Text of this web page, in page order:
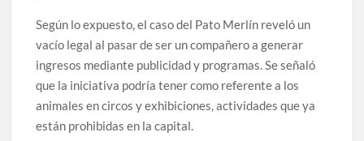
Según lo expuesto, el caso del Pato Merlín reveló un
vacío legal al pasar de ser un compañero a generar
ingresos mediante publicidad y programas. Se señaló
que la iniciativa podría tener como referente a los
animales en circos y exhibiciones, actividades que ya
están prohibidas en la capital.